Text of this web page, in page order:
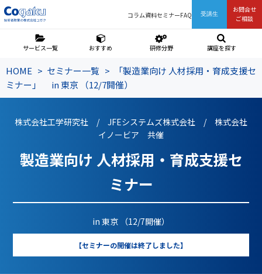
コラム資料セミナーFAQ 受講生
お問合せ
ご相談
サービス一覧 おすすめ 研修分野 講座を探す
HOME セミナー一覧
「製造業向け 人材採用・育成支援セ
ミナー」 in 東京 （12/7開催）
株式会社工学研究社 / JFEシステムズ株式会社 / 株式会社
イノービア 共催
製造業向け 人材採用・育成支援セ
ミナー
in 東京 （12/7開催）
【セミナーの開催は終了しました】